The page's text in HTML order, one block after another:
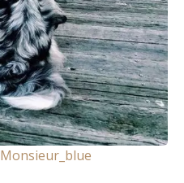
Monsieur_blue